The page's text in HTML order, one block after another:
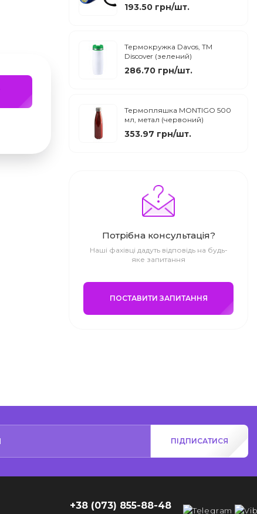
193.50 грн/шт.
Термокружка Davos, ТМ
Discover (зелений)
286.70 грн/шт.
Термопляшка MONTIGO 500
мл, метал (червоний)
353.97 грн/шт.
Потрібна консультація?
Наші фахівці дадуть відповідь на будь-
яке запитання
ПОСТАВИТИ ЗАПИТАННЯ
ПІДПИСАТИСЯ
+38 (073) 855-88-48